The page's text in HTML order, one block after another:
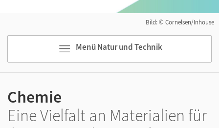
Menü Natur und Technik
Bild: © Cornelsen/Inhouse
Chemie
Eine Vielfalt an Materialien für